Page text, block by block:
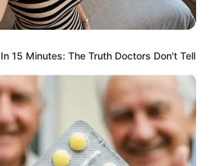
15 Minutes: The Truth Doctors Don't Tell